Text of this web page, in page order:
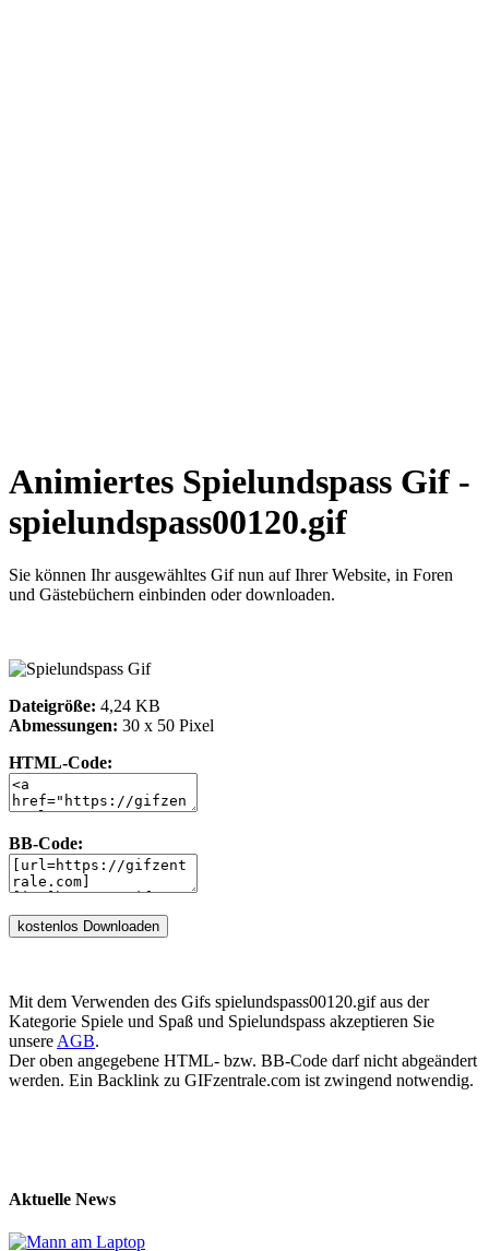
Animiertes Spielundspass Gif -
spielundspass00120.gif
Sie können Ihr ausgewähltes Gif nun auf Ihrer Website, in Foren
und Gästebüchern einbinden oder downloaden.
Dateigröße: 4,24 KB
Abmessungen: 30 x 50 Pixel
HTML-Code:
BB-Code:
Mit dem Verwenden des Gifs spielundspass00120.gif aus der
Kategorie Spiele und Spaß und Spielundspass akzeptieren Sie
unsere AGB.
Der oben angegebene HTML- bzw. BB-Code darf nicht abgeändert
werden. Ein Backlink zu GIFzentrale.com ist zwingend notwendig.
Aktuelle News